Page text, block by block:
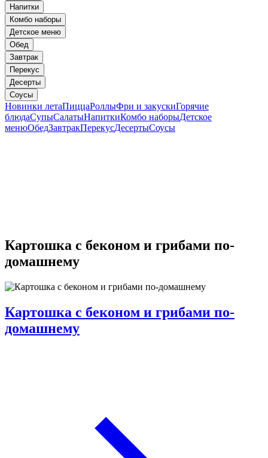
Напитки
Комбо наборы
Детское меню
Обед
Завтрак
Перекус
Десерты
Соусы
Новинки летаПиццаРоллыФри и закускиГорячие
блюдаСупыСалатыНапиткиКомбо наборыДетское
менюОбедЗавтракПерекусДесертыСоусы
Картошка с беконом и грибами по-
домашнему
Картошка с беконом и грибами по-
домашнему